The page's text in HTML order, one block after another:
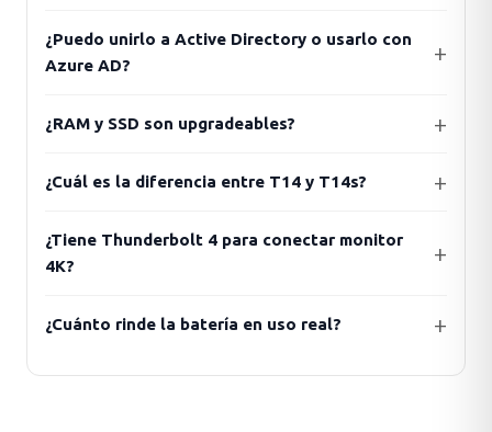
¿Puedo unirlo a Active Directory o usarlo con
Azure AD?
¿RAM y SSD son upgradeables?
¿Cuál es la diferencia entre T14 y T14s?
¿Tiene Thunderbolt 4 para conectar monitor
4K?
¿Cuánto rinde la batería en uso real?